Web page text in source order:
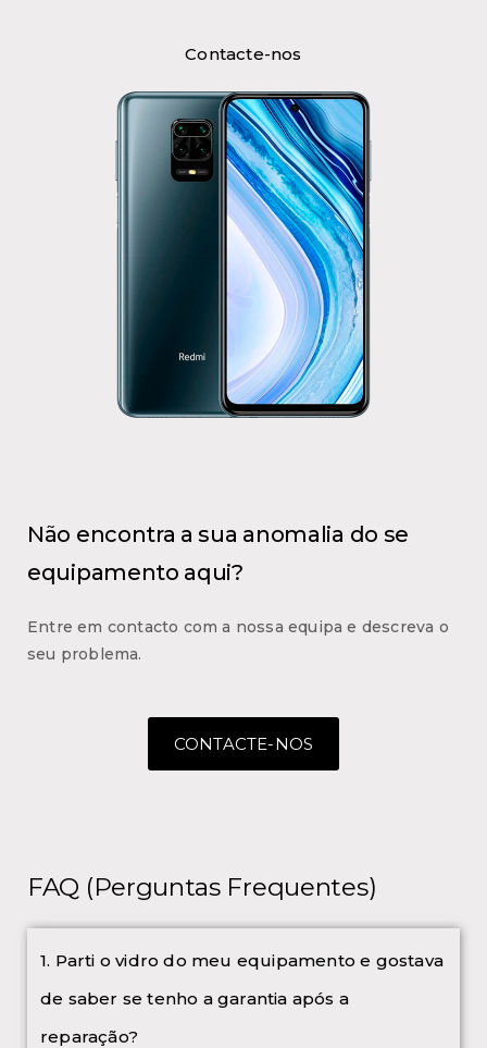
Contacte-nos
Não encontra a sua anomalia do se
equipamento aqui?
Entre em contacto com a nossa equipa e descreva o
seu problema.
CONTACTE-NOS
FAQ (Perguntas Frequentes)
1. Parti o vidro do meu equipamento e gostava
de saber se tenho a garantia após a
reparação?